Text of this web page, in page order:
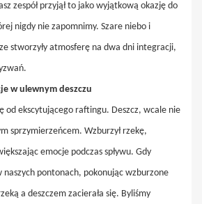
zespół przyjął to jako wyjątkową okazję do
nigdy nie zapomnimy. Szare niebo i
stworzyły atmosferę na dwa dni integracji,
w ulewnym deszczu
od ekscytującego raftingu. Deszcz, wcale nie
sprzymierzeńcem. Wzburzył rzekę,
emocje podczas spływu. Gdy
naszych pontonach, pokonując wzburzone
a deszczem zacierała się. Byliśmy